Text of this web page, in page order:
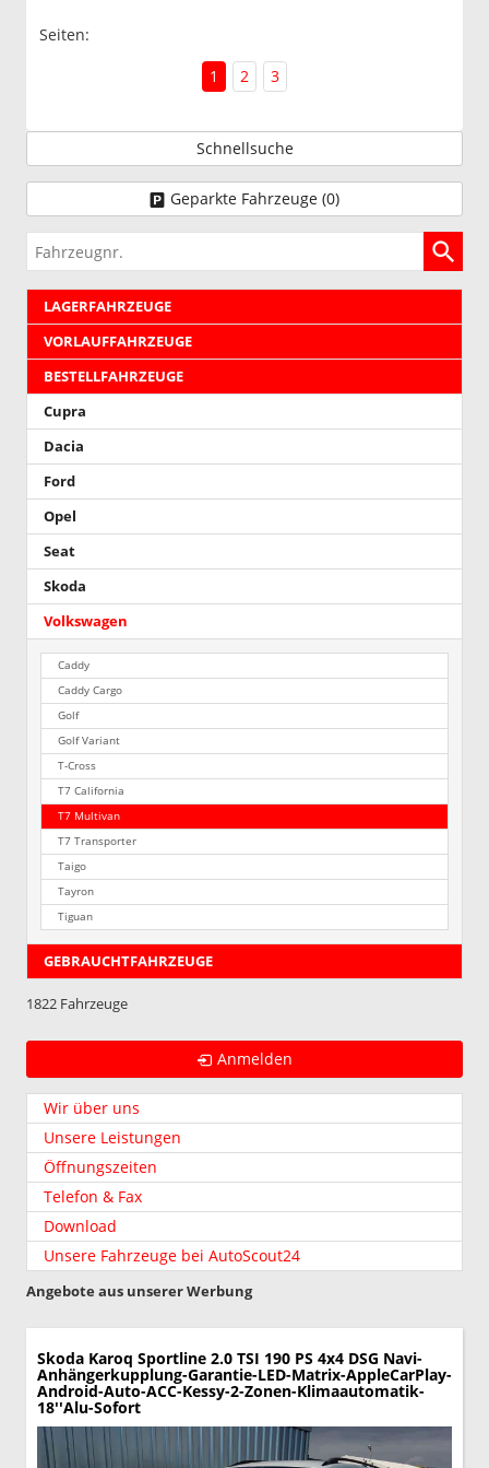
Seiten:
1
2 3
Schnellsuche
Geparkte Fahrzeuge (0)
Fahrzeugnr.
LAGERFAHRZEUGE
VORLAUFFAHRZEUGE
BESTELLFAHRZEUGE
Cupra
Dacia
Ford
Opel
Seat
Skoda
Volkswagen
Caddy
Caddy Cargo
Golf
Golf Variant
T-Cross
T7 California
T7 Multivan
T7 Transporter
Taigo
Tayron
Tiguan
GEBRAUCHTFAHRZEUGE
1822 Fahrzeuge
Anmelden
Wir über uns
Unsere Leistungen
Öffnungszeiten
Telefon & Fax
Download
Unsere Fahrzeuge bei AutoScout24
Angebote aus unserer Werbung
Skoda Karoq Sportline 2.0 TSI 190 PS 4x4 DSG Navi-
Anhängerkupplung-Garantie-LED-Matrix-AppleCarPlay-
Android-Auto-ACC-Kessy-2-Zonen-Klimaautomatik-
18''Alu-Sofort